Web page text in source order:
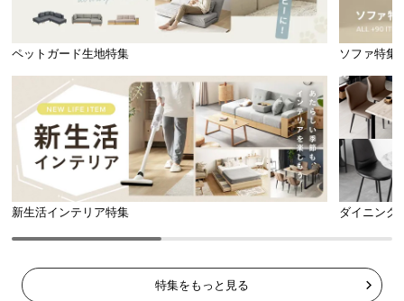
ペットガード生地特集 ソファ特集
新生活インテリア特集 ダイニング
特集をもっと見る